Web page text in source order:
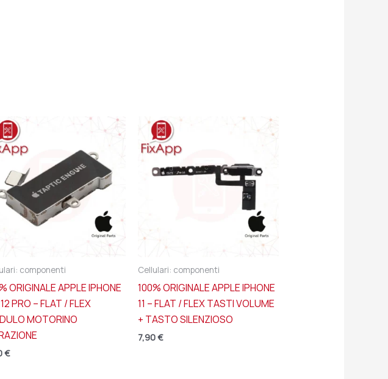
componenti
ORIGINALE APPLE IPHONE
PRO – FLAT / FLEX
MOTORINO
€
Cellulari: componenti
100% ORIGINALE APPLE IPHONE
11 – FLAT / FLEX TASTI VOLUME
+ TASTO SILENZIOSO
7,90€